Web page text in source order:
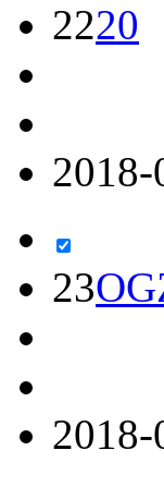
2220
2018-
23
2018-